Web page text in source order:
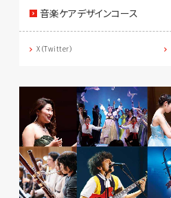
音楽ケアデザインコース
X（Twitter）